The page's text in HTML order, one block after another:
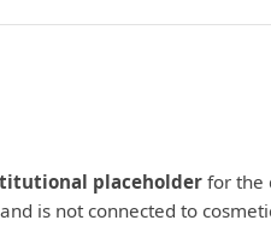
placeholderfor the
is not connected to